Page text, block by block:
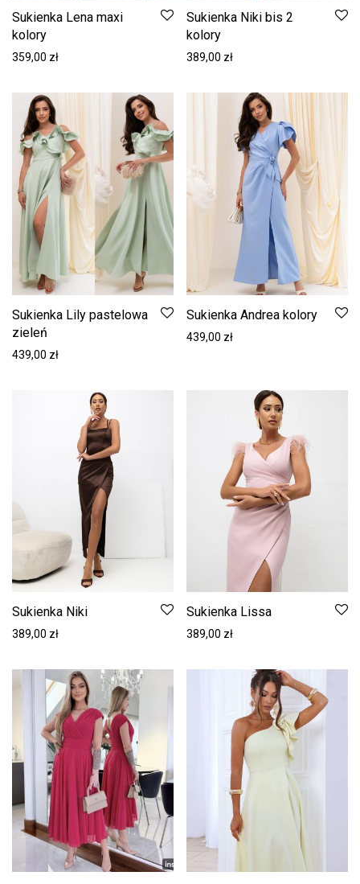
Sukienka Lena maxi
kolory
359,00 zł
Sukienka Niki bis 2
kolory
389,00 zł
Sukienka Lily pastelowa
zieleń
439,00 zł
Sukienka Andrea kolory
439,00 zł
Sukienka Niki
389,00 zł
Sukienka Lissa
389,00 zł